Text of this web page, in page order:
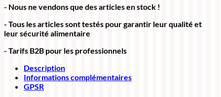
- Nous ne vendons que des articles en stock !
- Tous les articles sont testés pour garantir leur qualité et
leur sécurité alimentaire
- Tarifs B2B pour les professionnels
Description
Informations complémentaires
GPSR